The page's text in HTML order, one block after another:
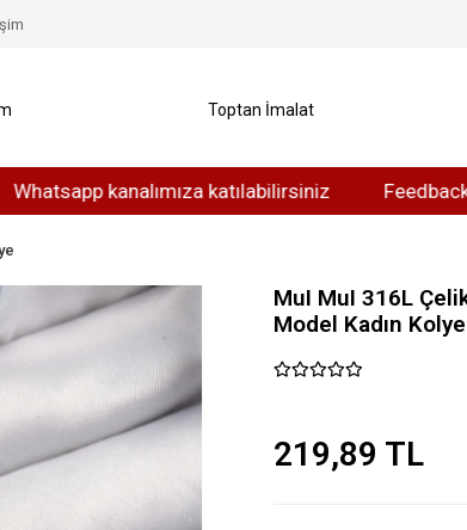
kanalımıza katılabilirsiniz Feedback
Toptan İmalat
MuI MuI 316L
Model Kadın Kolye
219,89 TL